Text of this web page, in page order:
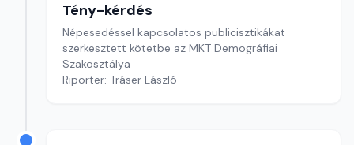
Tény-kérdés
Népesedéssel kapcsolatos publicisztikákat
szerkesztett kötetbe az MKT Demográfiai
Szakosztálya
Riporter: Tráser László